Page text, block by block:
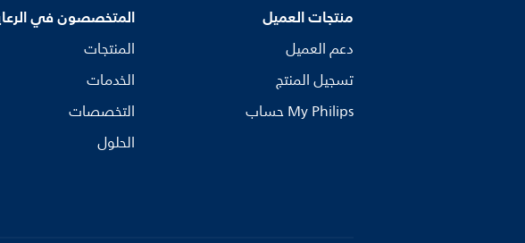
منتجات العميل
دعم العميل
تسجيل المنتج
My Philips حساب
المتخصصون في
المنتجات
الخدمات
التخصصات
الحلول